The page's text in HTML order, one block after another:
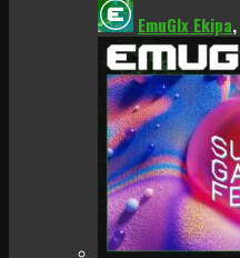
EmuGlx Ekipa,